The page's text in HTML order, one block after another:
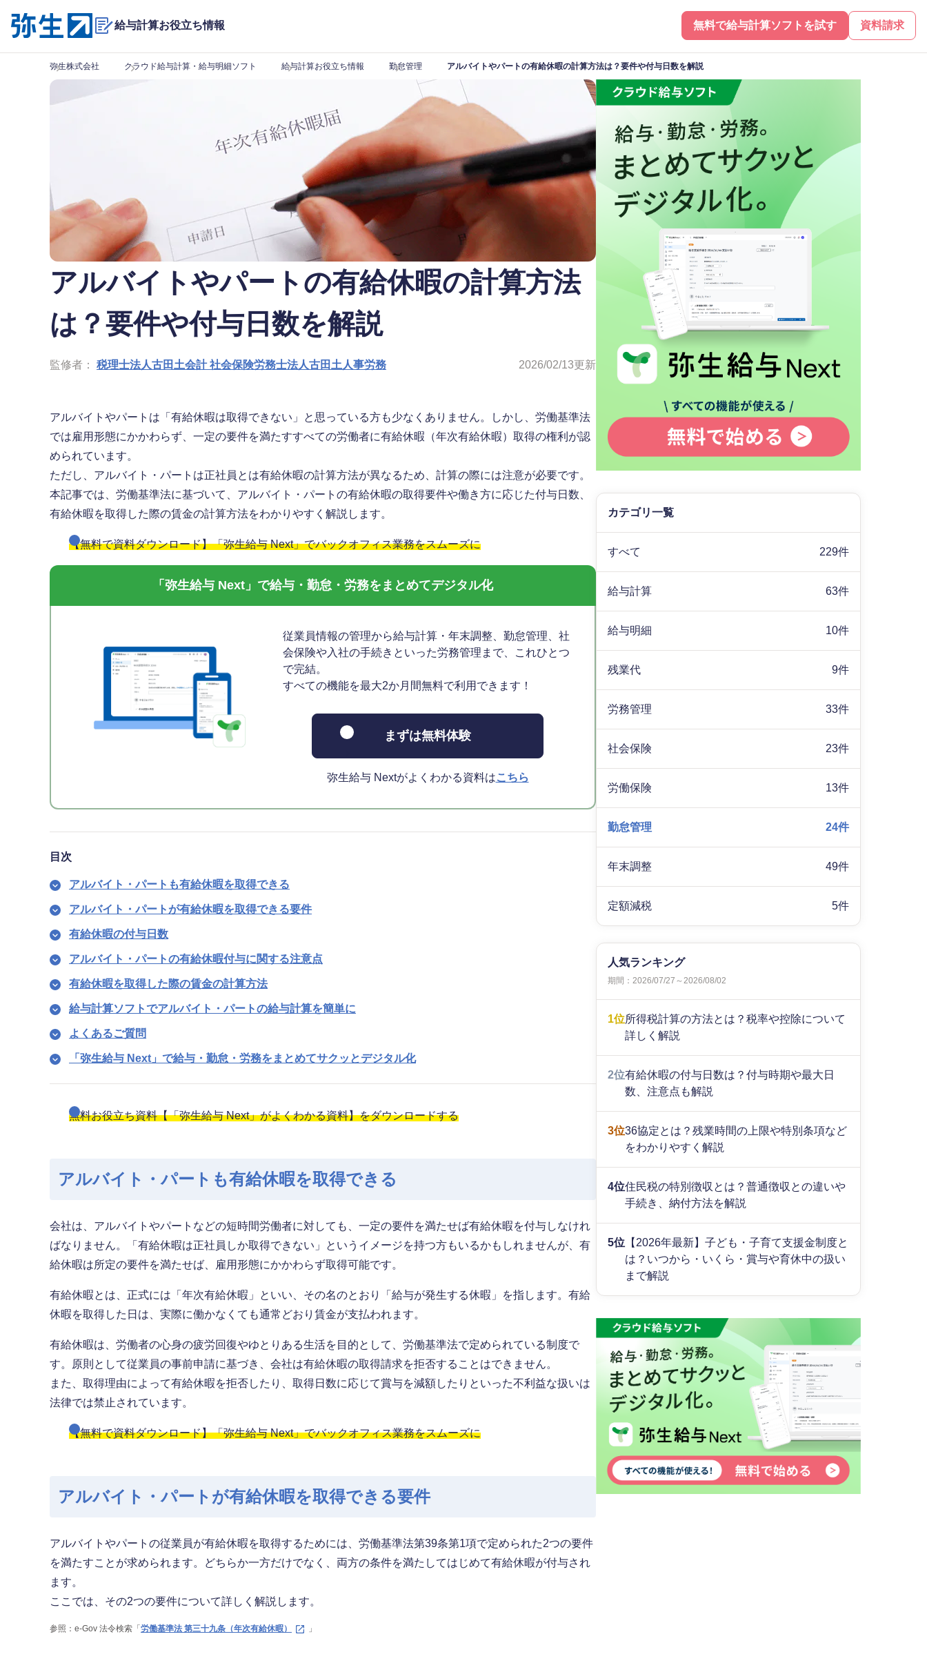
給与計算お役立ち情報 資料請求
無料で給与計算ソフトを試す
弥生株式会社 クラウド給与計算・給与明細ソフト 給与計算お役立ち情報 勤怠管理 アルバイトやパートの有給休暇の計算方法は？要件や付与日数を解説
アルバイトやパートの有給休暇の計算方法
は？要件や付与日数を解説
監修者： 税理士法人古田土会計 社会保険労務士法人古田土人事労務 2026/02/13更新
アルバイトやパートは「有給休暇は取得できない」と思っている方も少なくありません。しかし、労働基準法
では雇用形態にかかわらず、一定の要件を満たすすべての労働者に有給休暇（年次有給休暇）取得の権利が認
められています。
ただし、アルバイト・パートは正社員とは有給休暇の計算方法が異なるため、計算の際には注意が必要です。
本記事では、労働基準法に基づいて、アルバイト・パートの有給休暇の取得要件や働き方に応じた付与日数、
有給休暇を取得した際の賃金の計算方法をわかりやすく解説します。
【無料で資料ダウンロード】「弥生給与 Next」でバックオフィス業務をスムーズに
「弥生給与 Next」で給与・勤怠・労務をまとめてデジタル化
従業員情報の管理から給与計算・年末調整、勤怠管理、社
会保険や入社の手続きといった労務管理まで、これひとつ
で完結。
すべての機能を最大2か月間無料で利用できます！
まずは無料体験
弥生給与 Nextがよくわかる資料はこちら
目次
アルバイト・パートも有給休暇を取得できる
アルバイト・パートが有給休暇を取得できる要件
有給休暇の付与日数
アルバイト・パートの有給休暇付与に関する注意点
有給休暇を取得した際の賃金の計算方法
給与計算ソフトでアルバイト・パートの給与計算を簡単に
よくあるご質問
「弥生給与 Next」で給与・勤怠・労務をまとめてサクッとデジタル化
無料お役立ち資料【「弥生給与 Next」がよくわかる資料】をダウンロードする
アルバイト・パートも有給休暇を取得できる
会社は、アルバイトやパートなどの短時間労働者に対しても、一定の要件を満たせば有給休暇を付与しなけれ
ばなりません。「有給休暇は正社員しか取得できない」というイメージを持つ方もいるかもしれませんが、有
給休暇は所定の要件を満たせば、雇用形態にかかわらず取得可能です。
有給休暇とは、正式には「年次有給休暇」といい、その名のとおり「給与が発生する休暇」を指します。有給
休暇を取得した日は、実際に働かなくても通常どおり賃金が支払われます。
有給休暇は、労働者の心身の疲労回復やゆとりある生活を目的として、労働基準法で定められている制度で
す。原則として従業員の事前申請に基づき、会社は有給休暇の取得請求を拒否することはできません。
また、取得理由によって有給休暇を拒否したり、取得日数に応じて賞与を減額したりといった不利益な扱いは
法律では禁止されています。
【無料で資料ダウンロード】「弥生給与 Next」でバックオフィス業務をスムーズに
アルバイト・パートが有給休暇を取得できる要件
アルバイトやパートの従業員が有給休暇を取得するためには、労働基準法第39条第1項で定められた2つの要件
を満たすことが求められます。どちらか一方だけでなく、両方の条件を満たしてはじめて有給休暇が付与され
ます。
ここでは、その2つの要件について詳しく解説します。
参照：e-Gov 法令検索「 労働基準法 第三十九条（年次有給休暇） 」
カテゴリ一覧
すべて 229件
給与計算 63件
給与明細 10件
残業代 9件
労務管理 33件
社会保険 23件
労働保険 13件
勤怠管理 24件
年末調整 49件
定額減税 5件
人気ランキング
期間：2026/07/27～2026/08/02
1位所得税計算の方法とは？税率や控除について
詳しく解説
2位有給休暇の付与日数は？付与時期や最大日
数、注意点も解説
3位36協定とは？残業時間の上限や特別条項など
をわかりやすく解説
4位住民税の特別徴収とは？普通徴収との違いや
手続き、納付方法を解説
5位 【2026年最新】子ども・子育て支援金制度と
は？いつから・いくら・賞与や育休中の扱い
まで解説